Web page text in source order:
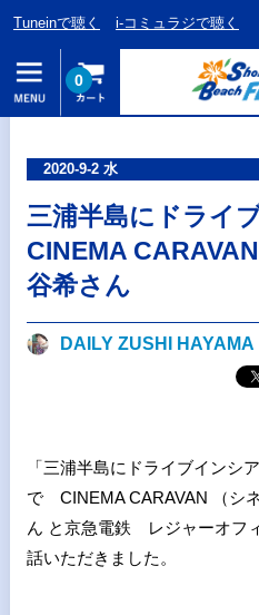
Tuneinで聴く i-コミュラジで聴く
0
2020-9-2 水
三浦半島にドライ
CINEMA
谷希さん
DAILY ZUSHI HAYAMA
「三浦半島にドライブインシ
で CINEMA CARAVAN （シ
ん と京急電鉄 レジャーオフ
話いただきました。